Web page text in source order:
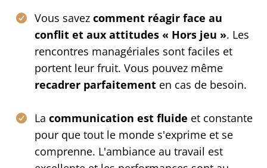
Vous savez comment réagir face au
conflit et aux attitudes « Hors jeu ». Les
rencontres managériales sont faciles et
portent leur fruit. Vous pouvez même
recadrer parfaitement en cas de besoin.
La communication est fluide et constante
pour que tout le monde s'exprime et se
comprenne. L'ambiance au travail est